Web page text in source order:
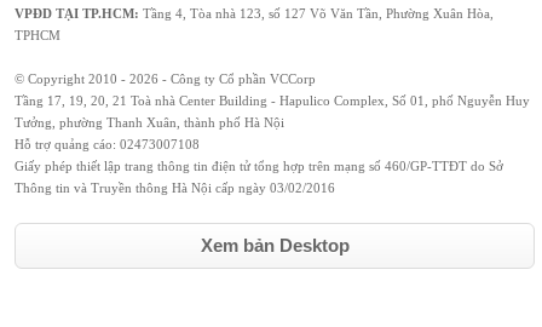
VPĐD TẠI TP.HCM: Tầng 4, Tòa nhà 123, số 127 Võ Văn Tần, Phường Xuân Hòa,
TPHCM
© Copyright 2010 - 2026 - Công ty Cổ phần VCCorp
Tầng 17, 19, 20, 21 Toà nhà Center Building - Hapulico Complex, Số 01, phố Nguyễn Huy
Tưởng, phường Thanh Xuân, thành phố Hà Nội
Hỗ trợ quảng cáo: 02473007108
Giấy phép thiết lập trang thông tin điện tử tổng hợp trên mạng số 460/GP-TTĐT do Sở
Thông tin và Truyền thông Hà Nội cấp ngày 03/02/2016
Xem bản Desktop